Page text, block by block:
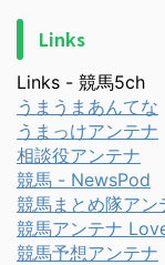
Links
Links - 競馬5ch
うまうまあんてな
うまっけアンテナ
相談役アンテナ
競馬 - NewsPod
競馬まとめ隊アン
競馬アンテナ
競馬予想アンテナ